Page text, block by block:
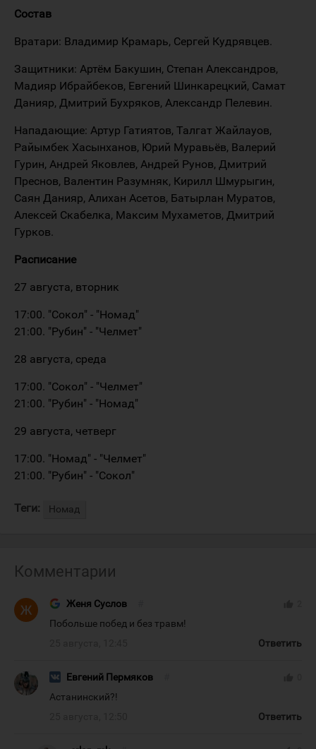
Состав
Вратари: Владимир Крамарь, Сергей Кудрявцев.
Защитники: Артём Бакушин, Степан Александров,
Мадияр Ибрайбеков, Евгений Шинкарецкий, Самат
Данияр, Дмитрий Бухряков, Александр Пелевин.
Нападающие: Артур Гатиятов, Талгат Жайлауов,
Райымбек Хасынханов, Юрий Муравьёв, Валерий
Гурин, Андрей Яковлев, Андрей Рунов, Дмитрий
Преснов, Валентин Разумняк, Кирилл Шмурыгин,
Саян Данияр, Алихан Асетов, Батырлан Муратов,
Алексей Скабелка, Максим Мухаметов, Дмитрий
Гурков.
Расписание
27 августа, вторник
17:00. "Сокол" - "Номад"
21:00. "Рубин" - "Челмет"
28 августа, среда
17:00. "Сокол" - "Челмет"
21:00. "Рубин" - "Номад"
29 августа, четверг
17:00. "Номад" - "Челмет"
21:00. "Рубин" - "Сокол"
Теги: Номад
Комментарии
Женя Суслов
Побольше побед и без травм!
Ответить
Евгений Пермяков
Астанинский?!
Ответить